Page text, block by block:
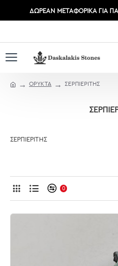
ΔΩΡΕΆΝ ΜΕΤΑΦΟΡΙΚΆ ΓΙΑ
ΟΡΥΚΤΑ ΣΕΡΠΙΕΡΙΤΗΣ
ΣΕΡΠΙΕΡΙΤΗΣ
0